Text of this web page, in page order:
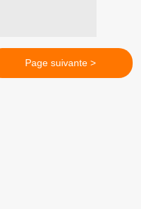
Page suivante >